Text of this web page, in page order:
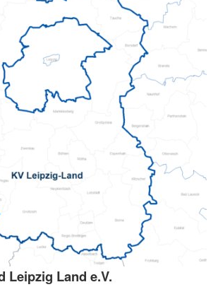
Leipzig Land e.V.